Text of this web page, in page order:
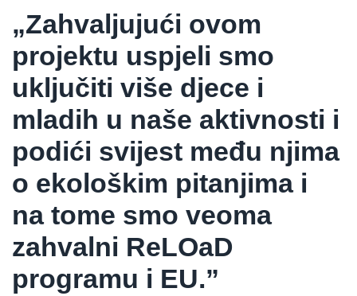
„Zahvaljujući ovom
projektu uspjeli smo
uključiti više djece i
mladih u naše aktivnosti i
podići svijest među njima
o ekološkim pitanjima i
na tome smo veoma
zahvalni ReLOaD
programu i EU.”